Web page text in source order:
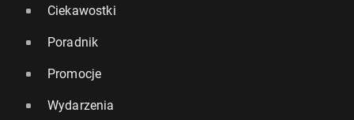
Ciekawostki
Poradnik
Promocje
Wydarzenia